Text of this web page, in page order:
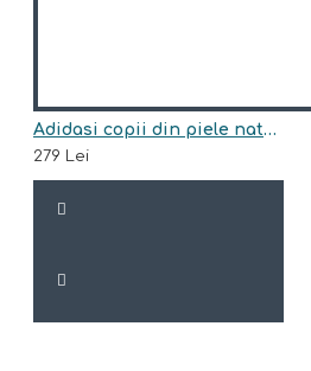
Adidasi copii din piele natural model FELIPE
279 Lei